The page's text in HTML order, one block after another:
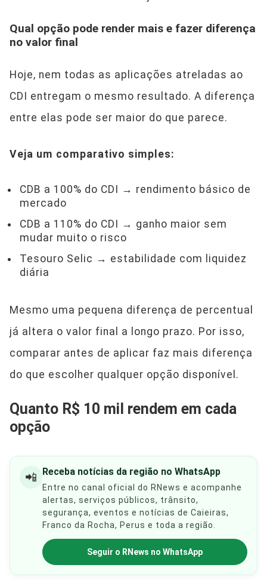
Qual opção pode render mais e fazer diferença
no valor final
Hoje, nem todas as aplicações atreladas ao
CDI entregam o mesmo resultado. A diferença
entre elas pode ser maior do que parece.
Veja um comparativo simples:
CDB a 100% do CDI → rendimento básico de
mercado
CDB a 110% do CDI → ganho maior sem
mudar muito o risco
Tesouro Selic → estabilidade com liquidez
diária
Mesmo uma pequena diferença de percentual
já altera o valor final a longo prazo. Por isso,
comparar antes de aplicar faz mais diferença
do que escolher qualquer opção disponível.
Quanto R$ 10 mil rendem em cada
opção
📲 Receba notícias da região no WhatsApp
Entre no canal oficial do RNews e acompanhe
alertas, serviços públicos, trânsito,
segurança, eventos e notícias de Caieiras,
Franco da Rocha, Perus e toda a região.
Seguir o RNews no WhatsApp